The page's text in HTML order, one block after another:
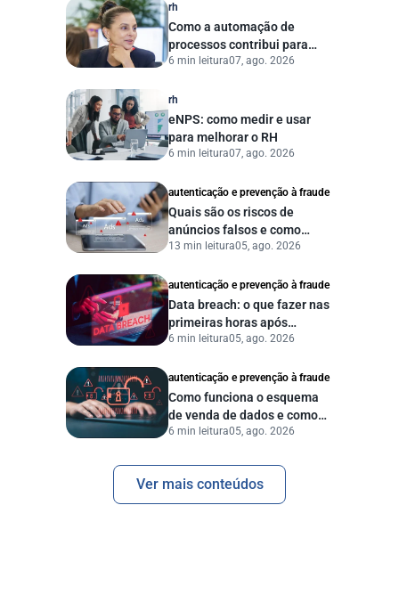
rh
Como a automação de
processos contribui para
uma gestão pública mais
6 min leitura07, ago. 2026
rh
eNPS: como medir e usar
para melhorar o RH
6 min leitura07, ago. 2026
autenticação e prevenção à fraude
Quais são os riscos de
anúncios falsos e como
proteger seu negócio?
13 min leitura05, ago. 2026
autenticação e prevenção à fraude
Data breach: o que fazer nas
primeiras horas após
vazamento de dados?
6 min leitura05, ago. 2026
autenticação e prevenção à fraude
Como funciona o esquema
de venda de dados e como
proteger sua empresa?
6 min leitura05, ago. 2026
Ver mais conteúdos